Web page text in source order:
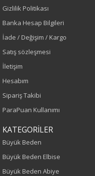
Renk
Lacivert
Sezon
İlkbahar-Yaz
Yaş Grubu
Kalıp
Büyük Beden
Gizlilik Politikası
Banka Hesap Bilgileri
İade / Değişim / Kargo
Satış sözleşmesi
İletişim
Hesabım
Sipariş Takibi
ParaPuan Kullanımı
KATEGORİLER
Büyük Beden
Büyük Beden Elbise
Büyük Beden Abiye